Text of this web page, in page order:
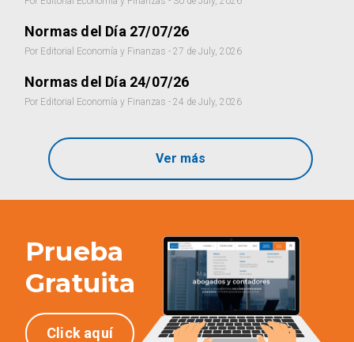
Normas del Día 27/07/26
Por Editorial Economía y Finanzas - 27 de July, 2026
Normas del Día 24/07/26
Por Editorial Economía y Finanzas - 24 de July, 2026
Ver más
Prueba
Gratuita
Click aquí